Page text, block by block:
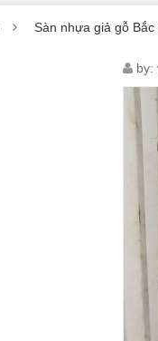
Sàn nhựa giả gỗ Bắc
BẮC
by: